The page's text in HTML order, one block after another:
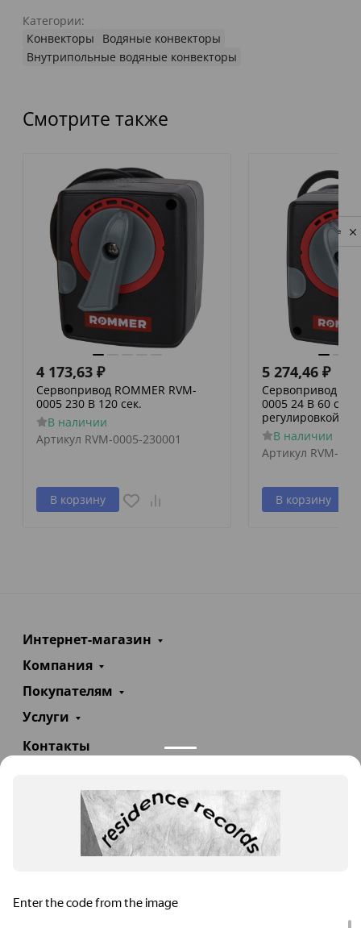
Категории:
Конвекторы
Водяные конвекторы
Внутрипольные водяные конвекторы
Смотрите также
4 173,63 ₽
Сервопривод ROMMER RVM-
0005 230 В 120 сек.
В наличии
Артикул RVM-0005-230001
В корзину
5 274,46 ₽
Сервопривод
0005 24 В 60
регулировкой по
В наличии
Артикул RVM-
В корзину
Интернет-магазин
Компания
Покупателям
Услуги
Контакты
info@teploexpert.com
Пн—Сб 09:00 – 18:00
TeploExpert.com © 2008 - 2026 Оборудование для
Privacy notice